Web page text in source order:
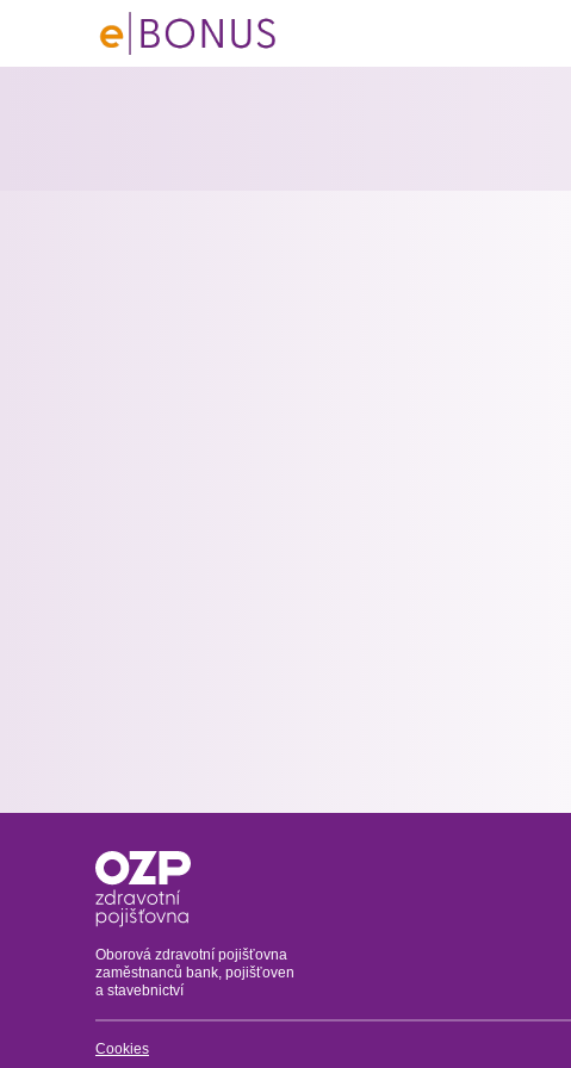
Oborová zdravotní pojišťovna
zaměstnanců bank, pojišťoven
a stavebnictví
Cookies